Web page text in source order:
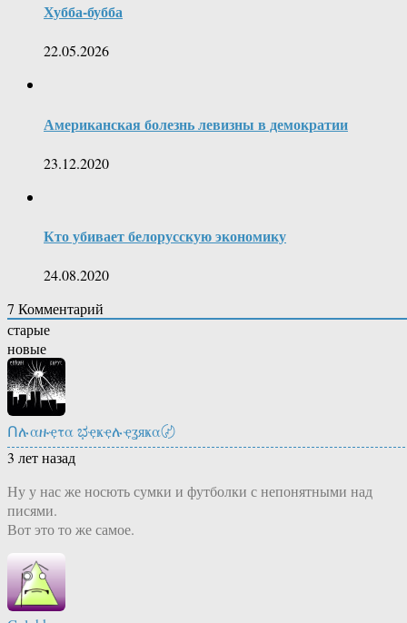
Хубба-бубба
22.05.2026
Американская болезнь левизны в демократии
23.12.2020
Кто убивает белорусскую экономику
24.08.2020
7 Комментарий
старые
новые
Ոሉαዙҿτα ಭҿҝҿሉҿʓяҝα〄
3 лет назад
Ну у нас же носють сумки и футболки с непонятными над
писями.
Вот это то же самое.